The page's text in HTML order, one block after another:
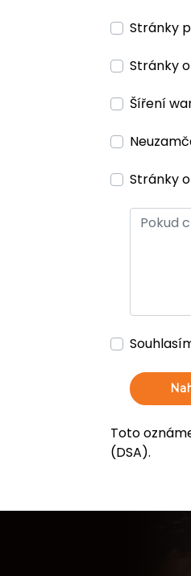
Stránky
Stránky
Šíření
Stránky
Toto
(DSA).